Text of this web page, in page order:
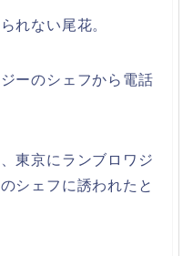
れない尾花。
ーのシェフから電話
東京にランブロワジ
シェフに誘われたと